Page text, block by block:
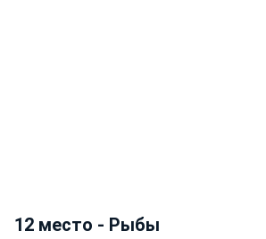
12 место - Рыбы